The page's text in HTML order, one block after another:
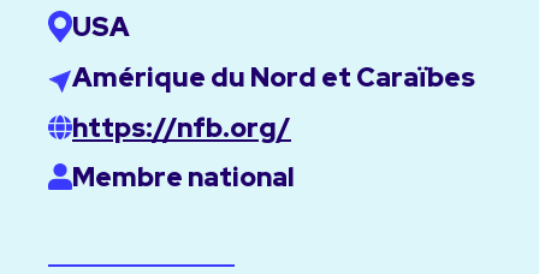
USA
Amérique du Nord et Caraïbes
https://nfb.org/
Membre national